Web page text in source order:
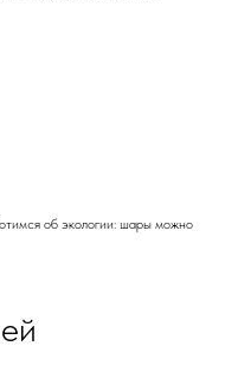
об экологии: шары можно